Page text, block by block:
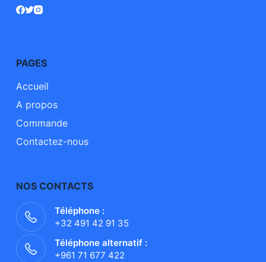
PAGES
Accueil
A propos
Commande
Contactez-nous
NOS CONTACTS
Téléphone :
+32 491 42 91 35
Téléphone alternatif :
+961 71 677 422